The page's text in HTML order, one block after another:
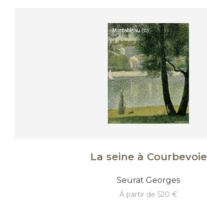
La seine à Courbevoie
Seurat Georges
à partir de 520 €